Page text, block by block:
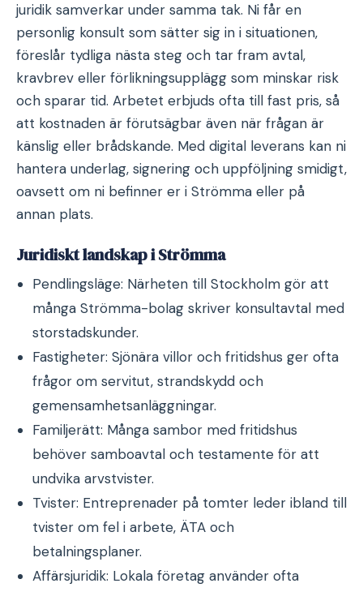
juridik samverkar under samma tak. Ni får en
personlig konsult som sätter sig in i situationen,
föreslår tydliga nästa steg och tar fram avtal,
kravbrev eller förlikningsupplägg som minskar risk
och sparar tid. Arbetet erbjuds ofta till fast pris, så
att kostnaden är förutsägbar även när frågan är
känslig eller brådskande. Med digital leverans kan ni
hantera underlag, signering och uppföljning smidigt,
oavsett om ni befinner er i Strömma eller på
annan plats.
Juridiskt landskap i Strömma
Pendlingsläge: Närheten till Stockholm gör att
många Strömma-bolag skriver konsultavtal med
storstadskunder.
Fastigheter: Sjönära villor och fritidshus ger ofta
frågor om servitut, strandskydd och
gemensamhetsanläggningar.
Familjerätt: Många sambor med fritidshus
behöver samboavtal och testamente för att
undvika arvstvister.
Tvister: Entreprenader på tomter leder ibland till
tvister om fel i arbete, ÄTA och
betalningsplaner.
Affärsjuridik: Lokala företag använder ofta